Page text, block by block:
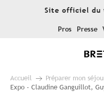
Site officiel du
Pros Presse
Accueil Préparer mon
Expo - Claudine Ganguillot,